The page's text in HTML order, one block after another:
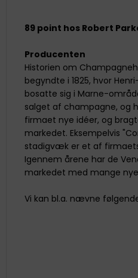
89 point hos Robert
Producenten
Historien om
begyndte i 1825, hvor
bosatte sig i Marne-
salget af champagne, og
firmaet nye idéer, og
markedet. Eksempelvis
stadigvæk er et af
Igennem årene har de
markedet med mange
Vi kan bl.a. nævne